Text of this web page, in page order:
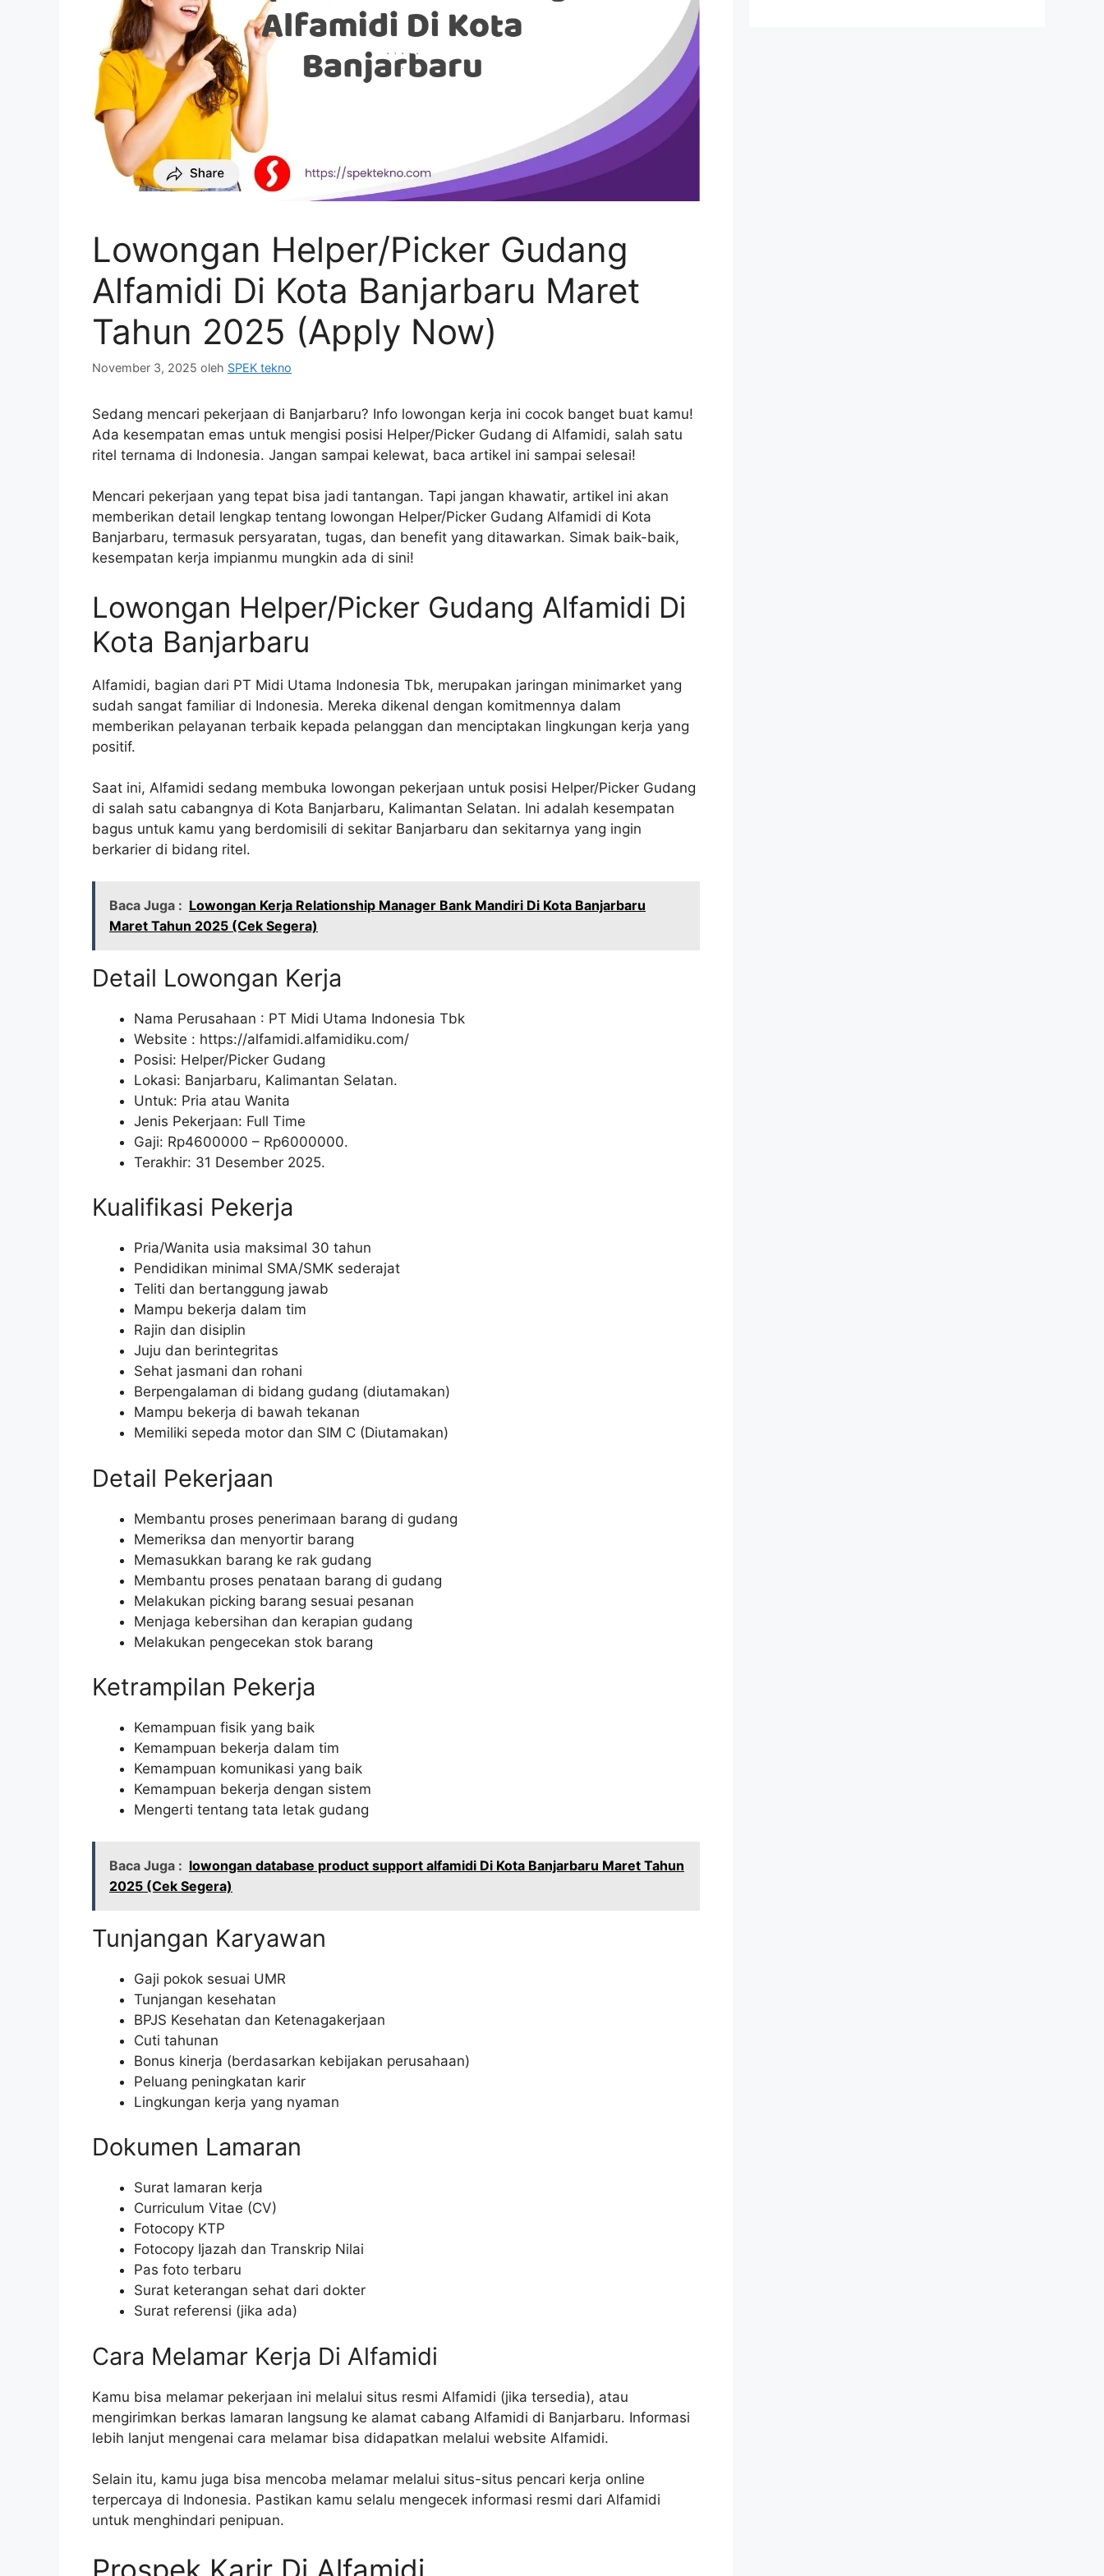
Lowongan Helper/Picker Gudang
Alfamidi Di Kota Banjarbaru Maret
Tahun 2025 (Apply Now)
November 3, 2025 oleh SPEK tekno
Sedang mencari pekerjaan di Banjarbaru? Info lowongan kerja ini cocok banget buat kamu!
Ada kesempatan emas untuk mengisi posisi Helper/Picker Gudang di Alfamidi, salah satu
ritel ternama di Indonesia. Jangan sampai kelewat, baca artikel ini sampai selesai!
Mencari pekerjaan yang tepat bisa jadi tantangan. Tapi jangan khawatir, artikel ini akan
memberikan detail lengkap tentang lowongan Helper/Picker Gudang Alfamidi di Kota
Banjarbaru, termasuk persyaratan, tugas, dan benefit yang ditawarkan. Simak baik-baik,
kesempatan kerja impianmu mungkin ada di sini!
Lowongan Helper/Picker Gudang Alfamidi Di
Kota Banjarbaru
Alfamidi, bagian dari PT Midi Utama Indonesia Tbk, merupakan jaringan minimarket yang
sudah sangat familiar di Indonesia. Mereka dikenal dengan komitmennya dalam
memberikan pelayanan terbaik kepada pelanggan dan menciptakan lingkungan kerja yang
positif.
Saat ini, Alfamidi sedang membuka lowongan pekerjaan untuk posisi Helper/Picker Gudang
di salah satu cabangnya di Kota Banjarbaru, Kalimantan Selatan. Ini adalah kesempatan
bagus untuk kamu yang berdomisili di sekitar Banjarbaru dan sekitarnya yang ingin
berkarier di bidang ritel.
Baca Juga : Lowongan Kerja Relationship Manager Bank Mandiri Di Kota Banjarbaru
Maret Tahun 2025 (Cek Segera)
Detail Lowongan Kerja
Nama Perusahaan : PT Midi Utama Indonesia Tbk
Website : https://alfamidi.alfamidiku.com/
Posisi: Helper/Picker Gudang
Lokasi: Banjarbaru, Kalimantan Selatan.
Untuk: Pria atau Wanita
Jenis Pekerjaan: Full Time
Gaji: Rp4600000 – Rp6000000.
Terakhir: 31 Desember 2025.
Kualifikasi Pekerja
Pria/Wanita usia maksimal 30 tahun
Pendidikan minimal SMA/SMK sederajat
Teliti dan bertanggung jawab
Mampu bekerja dalam tim
Rajin dan disiplin
Juju dan berintegritas
Sehat jasmani dan rohani
Berpengalaman di bidang gudang (diutamakan)
Mampu bekerja di bawah tekanan
Memiliki sepeda motor dan SIM C (Diutamakan)
Detail Pekerjaan
Membantu proses penerimaan barang di gudang
Memeriksa dan menyortir barang
Memasukkan barang ke rak gudang
Membantu proses penataan barang di gudang
Melakukan picking barang sesuai pesanan
Menjaga kebersihan dan kerapian gudang
Melakukan pengecekan stok barang
Ketrampilan Pekerja
Kemampuan fisik yang baik
Kemampuan bekerja dalam tim
Kemampuan komunikasi yang baik
Kemampuan bekerja dengan sistem
Mengerti tentang tata letak gudang
Baca Juga : lowongan database product support alfamidi Di Kota Banjarbaru Maret Tahun
2025 (Cek Segera)
Tunjangan Karyawan
Gaji pokok sesuai UMR
Tunjangan kesehatan
BPJS Kesehatan dan Ketenagakerjaan
Cuti tahunan
Bonus kinerja (berdasarkan kebijakan perusahaan)
Peluang peningkatan karir
Lingkungan kerja yang nyaman
Dokumen Lamaran
Surat lamaran kerja
Curriculum Vitae (CV)
Fotocopy KTP
Fotocopy Ijazah dan Transkrip Nilai
Pas foto terbaru
Surat keterangan sehat dari dokter
Surat referensi (jika ada)
Cara Melamar Kerja Di Alfamidi
Kamu bisa melamar pekerjaan ini melalui situs resmi Alfamidi (jika tersedia), atau
mengirimkan berkas lamaran langsung ke alamat cabang Alfamidi di Banjarbaru. Informasi
lebih lanjut mengenai cara melamar bisa didapatkan melalui website Alfamidi.
Selain itu, kamu juga bisa mencoba melamar melalui situs-situs pencari kerja online
terpercaya di Indonesia. Pastikan kamu selalu mengecek informasi resmi dari Alfamidi
untuk menghindari penipuan.
Prospek Karir Di Alfamidi